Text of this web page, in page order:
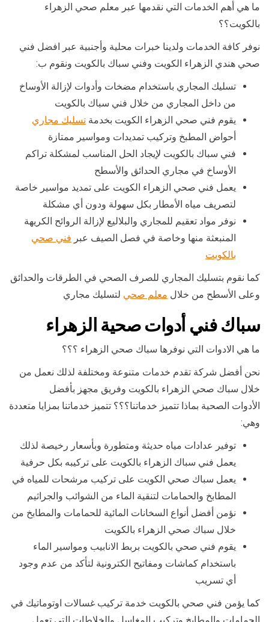
ما هي أهم الخدمات التي نقدمها عبر معلم صحي الزهراء
بالكويت؟؟
نوفر كافة الخدمات ولدينا خبرات محلية وأجنبية عبر افضل فني
صحي هندي الزهراء الكويت وفني سباك بالكويت ونقوم ب:
تسليك المجاري باستخدام مضخات وأدوات لإزالة الأوساخ
من داخل المجاري من خلال فني سباك بالكويت
يقوم فني صحي الزهراء الكويت بخدمة تسليك مجاري
أحواض المطبخ وتركيب تمديدات ومواسير ممتازة
فني سباك بالكويت لإيجاد الحل المناسب لمشكلة تراكم
الأوساخ في مجاري الحدائق والأسطح
يعمل فني صحي الزهراء الكويت على تمديد مواسير خاصة
لتصريف مياه الأمطار بكل سهولة ودون أي مشكلة
نوفر مواد تعقيم للمجاري والبلاليع لإزالة الروائح الكريهة
المنبعثة منها وخاصة في فصل الصيف عبر فني صحي
بالكويت
كما نقوم بتسليك المجاري للصرف الصحي في الطرقات والحدائق
وعلى الأسطح من خلال معلم صحي لتسليك مجاري
سباك فني أدوات صحية الزهراء
ما هي الادوات التي نوفرها سباك صحي الزهراء ؟؟؟
نحن أفضل شركة تقدم خدمات متنوعة ومختلفة لذلك نعمل من
خلال سباك صحي الزهراء بالكويت وفريق مجهز بأفضل
الأدوات الصحية بماذا تتميز خدماتنا؟؟؟ تتميز خدماتنا بمزايا متعددة
وهي:
توفير عدادات مياه حديثة ومتطورة وبأسعار رخيصة لذلك
يعمل فني سباك الزهراء بالكويت على تركيبه بكل حرفية
يعمل سباك صحي الكويت على تركيب مرشحات للمياه في
المطابخ والحمامات لتنقية الماء من الشوائب والجراثيم
نؤمن أفضل أنواع السخانات المائية للحمامات والمطابخ من
خلال سباك صحي الزهراء بالكويت
يقوم فني صحي بالكويت بربط الانابيب ومواسير الماء
باستخدام كماشات ومفاتيح الكترونية لتأكد من عدم وجود
أي تسريب
كما يؤمن فني صحي بالكويت خدمة تركيب غسالات اوتوماتيك في